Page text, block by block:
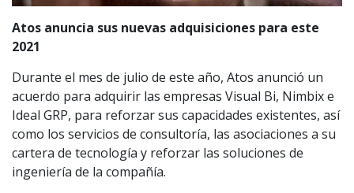
Atos anuncia sus nuevas adquisiciones para este
2021
Durante el mes de julio de este año, Atos anunció un
acuerdo para adquirir las empresas Visual Bi, Nimbix e
Ideal GRP, para reforzar sus capacidades existentes, así
como los servicios de consultoría, las asociaciones a su
cartera de tecnología y reforzar las soluciones de
ingeniería de la compañía.